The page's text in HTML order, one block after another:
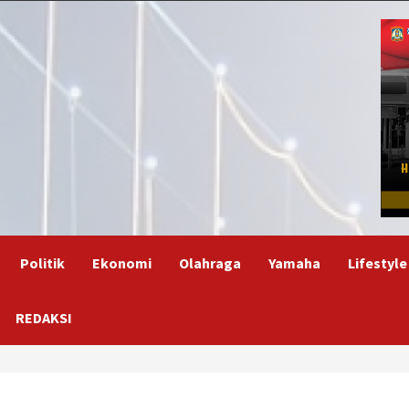
Politik Ekonomi Olahraga Yamaha Lifestyle
REDAKSI